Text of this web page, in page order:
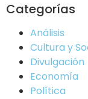
Categorías
Análisis
Cultura y
Divulgación
Economía
Política